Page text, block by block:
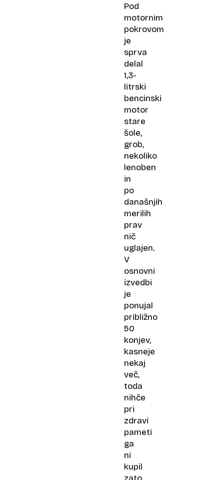
Pod
motornim
pokrovom
je
sprva
delal
1,3-
litrski
bencinski
motor
stare
šole,
grob,
nekoliko
lenoben
in
po
današnjih
merilih
prav
nič
uglajen.
V
osnovni
izvedbi
je
ponujal
približno
50
konjev,
kasneje
nekaj
več,
toda
nihče
pri
zdravi
pameti
ga
ni
kupil